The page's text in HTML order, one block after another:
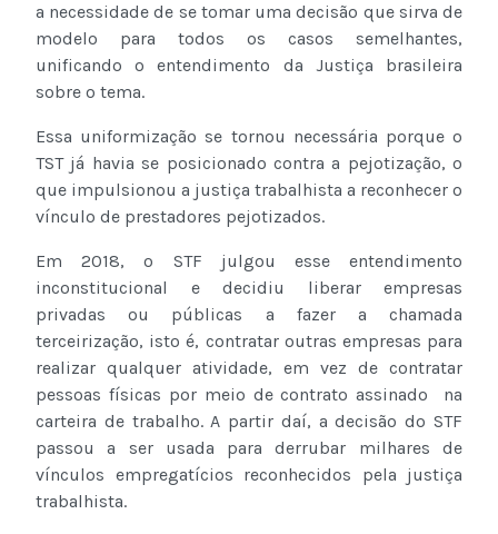
a necessidade de se tomar uma decisão que sirva de
modelo para todos os casos semelhantes,
unificando o entendimento da Justiça brasileira
sobre o tema.
Essa uniformização se tornou necessária porque o
TST já havia se posicionado contra a pejotização, o
que impulsionou a justiça trabalhista a reconhecer o
vínculo de prestadores pejotizados.
Em 2018, o STF julgou esse entendimento
inconstitucional e decidiu liberar empresas
privadas ou públicas a fazer a chamada
terceirização, isto é, contratar outras empresas para
realizar qualquer atividade, em vez de contratar
pessoas físicas por meio de contrato assinado na
carteira de trabalho. A partir daí, a decisão do STF
passou a ser usada para derrubar milhares de
vínculos empregatícios reconhecidos pela justiça
trabalhista.